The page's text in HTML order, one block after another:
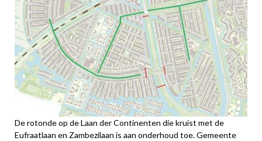
De rotonde op de Laan der Continenten die kruist met de
Eufraatlaan en Zambezilaan is aan onderhoud toe. Gemeente